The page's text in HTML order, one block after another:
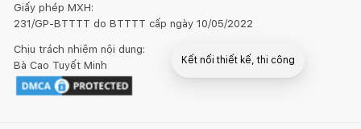
Giấy phép MXH:
231/GP-BTTTT do BTTTT cấp ngày 10/05/2022
Chịu trách nhiệm nội dung:
Bà Cao Tuyết Minh
Kết nối thiết kế, thi công